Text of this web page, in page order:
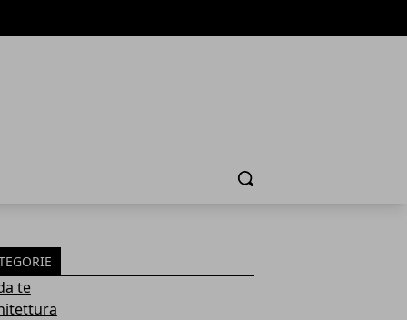
Cerca
te